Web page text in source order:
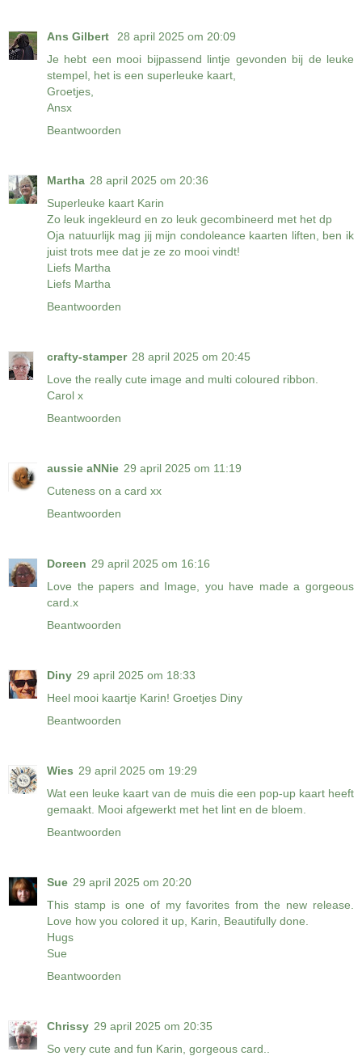
Ans Gilbert
28 april 2025 om 20:09
Je hebt een mooi bijpassend lintje gevonden bij de leuke
stempel, het is een superleuke kaart,
Groetjes,
Ansx
Beantwoorden
Martha 28 april 2025 om 20:36
Superleuke kaart Karin
Zo leuk ingekleurd en zo leuk gecombineerd met het dp
Oja natuurlijk mag jij mijn condoleance kaarten liften, ben ik
juist trots mee dat je ze zo mooi vindt!
Liefs Martha
Liefs Martha
Beantwoorden
crafty-stamper 28 april 2025 om 20:45
Love the really cute image and multi coloured ribbon.
Carol x
Beantwoorden
aussie aNNie 29 april 2025 om 11:19
Cuteness on a card xx
Beantwoorden
Doreen 29 april 2025 om 16:16
Love the papers and Image, you have made a gorgeous
card.x
Beantwoorden
Diny 29 april 2025 om 18:33
Heel mooi kaartje Karin! Groetjes Diny
Beantwoorden
Wies 29 april 2025 om 19:29
Wat een leuke kaart van de muis die een pop-up kaart heeft
gemaakt. Mooi afgewerkt met het lint en de bloem.
Beantwoorden
Sue 29 april 2025 om 20:20
This stamp is one of my favorites from the new release.
Love how you colored it up, Karin, Beautifully done.
Hugs
Sue
Beantwoorden
Chrissy 29 april 2025 om 20:35
So very cute and fun Karin, gorgeous card..